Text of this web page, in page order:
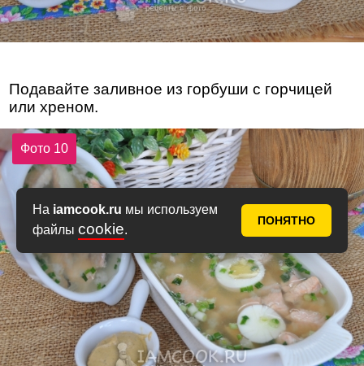
На iamcook.ru мы используем
файлы cookie.
ПОНЯТНО
Подавайте заливное из горбуши с горчицей
или хреном.
Фото 10